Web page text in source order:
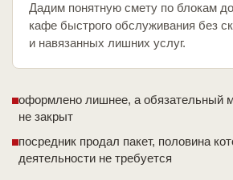
Дадим понятную смету по блокам
кафе быстрого обслуживания без
и навязанных лишних услуг.
оформлено лишнее, а обязательный
не закрыт
посредник продал пакет, половина
деятельности не требуется